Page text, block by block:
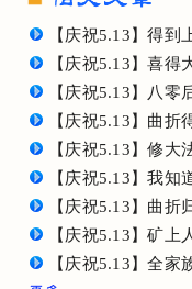
【庆祝5.13】得到
【庆祝5.13】喜得
【庆祝5.13】八零
【庆祝5.13】曲折
【庆祝5.13】修大
【庆祝5.13】我
【庆祝5.13】曲折
【庆祝5.13】矿上
【庆祝5.13】全家